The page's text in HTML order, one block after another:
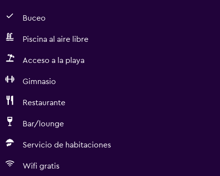
Buceo
Piscina al aire libre
Acceso a la playa
Gimnasio
Restaurante
Bar/lounge
Servicio de habitaciones
Wifi gratis